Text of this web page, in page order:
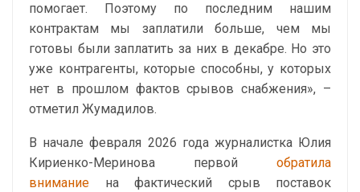
помогает. Поэтому по последним нашим
контрактам мы заплатили больше, чем мы
готовы были заплатить за них в декабре. Но это
уже контрагенты, которые способны, у которых
нет в прошлом фактов срывов снабжения», –
отметил Жумадилов.
В начале февраля 2026 года журналистка Юлия
Кириенко-Меринова первой обратила
внимание на фактический срыв поставок